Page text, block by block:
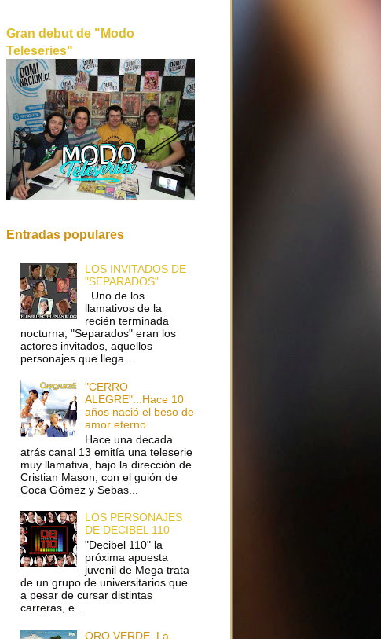
Gran debut de "Modo
Teleseries"
Entradas populares
LOS INVITADOS DE
"SEPARADOS"
Uno de los
llamativos de la
recién terminada
nocturna, "Separados" eran los
actores invitados, aquellos
personajes que llega...
"CERRO
ALEGRE"...Hace 10
años nació el beso de
amor eterno
Hace una decada
atrás canal 13 emitía una teleserie
muy llamativa, bajo la dirección de
Cristian Mason, con el guión de
Coca Gómez y Sebas...
LOS PERSONAJES
DE DECIBEL 110
"Decibel 110" la
próxima apuesta
juvenil de Mega trata
de un grupo de universitarios que
a pesar de cursar distintas
carreras, e...
ORO VERDE, La